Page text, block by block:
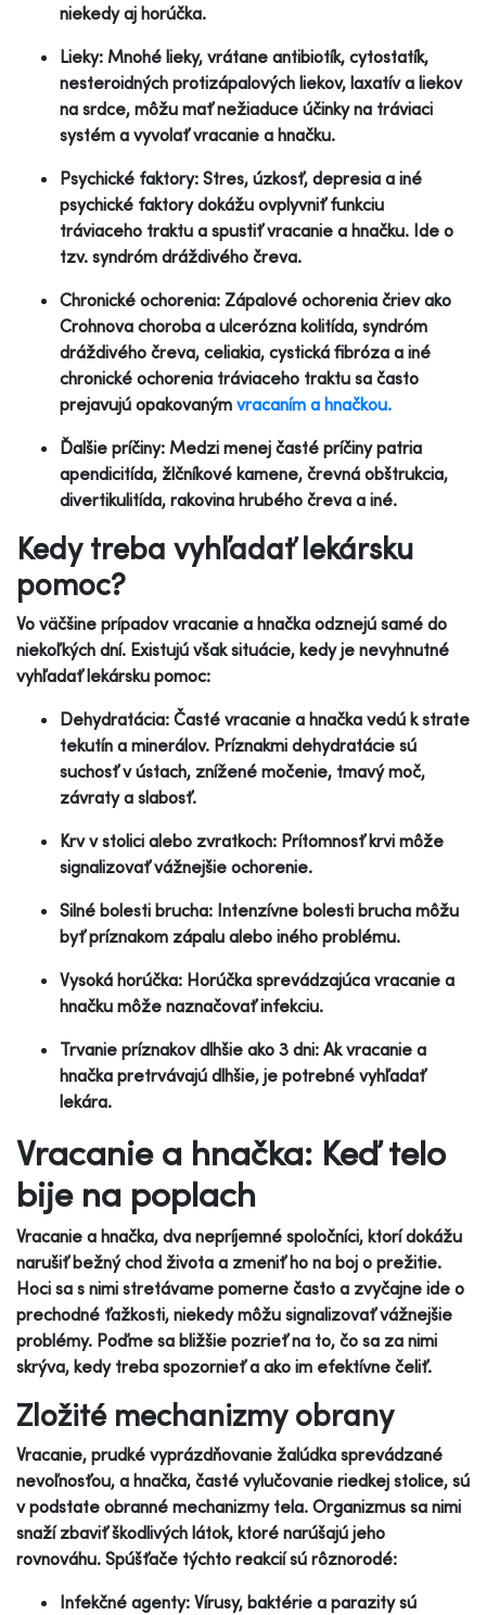
niekedy aj horúčka.
Lieky: Mnohé lieky, vrátane antibiotík, cytostatík,
nesteroidných protizápalových liekov, laxatív a liekov
na srdce, môžu mať nežiaduce účinky na tráviaci
systém a vyvolať vracanie a hnačku.
Psychické faktory: Stres, úzkosť, depresia a iné
psychické faktory dokážu ovplyvniť funkciu
tráviaceho traktu a spustiť vracanie a hnačku. Ide o
tzv. syndróm dráždivého čreva.
Chronické ochorenia: Zápalové ochorenia čriev ako
Crohnova choroba a ulcerózna kolitída, syndróm
dráždivého čreva, celiakia, cystická fibróza a iné
chronické ochorenia tráviaceho traktu sa často
prejavujú opakovaným vracaním a hnačkou.
Ďalšie príčiny: Medzi menej časté príčiny patria
apendicitída, žlčníkové kamene, črevná obštrukcia,
divertikulitída, rakovina hrubého čreva a iné.
Kedy treba vyhľadať lekársku
pomoc?
Vo väčšine prípadov vracanie a hnačka odznejú samé do
niekoľkých dní. Existujú však situácie, kedy je nevyhnutné
vyhľadať lekársku pomoc:
Dehydratácia: Časté vracanie a hnačka vedú k strate
tekutín a minerálov. Príznakmi dehydratácie sú
suchosť v ústach, znížené močenie, tmavý moč,
závraty a slabosť.
Krv v stolici alebo zvratkoch: Prítomnosť krvi môže
signalizovať vážnejšie ochorenie.
Silné bolesti brucha: Intenzívne bolesti brucha môžu
byť príznakom zápalu alebo iného problému.
Vysoká horúčka: Horúčka sprevádzajúca vracanie a
hnačku môže naznačovať infekciu.
Trvanie príznakov dlhšie ako 3 dni: Ak vracanie a
hnačka pretrvávajú dlhšie, je potrebné vyhľadať
lekára.
Vracanie a hnačka: Keď telo
bije na poplach
Vracanie a hnačka, dva nepríjemné spoločníci, ktorí dokážu
narušiť bežný chod života a zmeniť ho na boj o prežitie.
Hoci sa s nimi stretávame pomerne často a zvyčajne ide o
prechodné ťažkosti, niekedy môžu signalizovať vážnejšie
problémy. Poďme sa bližšie pozrieť na to, čo sa za nimi
skrýva, kedy treba spozornieť a ako im efektívne čeliť.
Zložité mechanizmy obrany
Vracanie, prudké vyprázdňovanie žalúdka sprevádzané
nevoľnosťou, a hnačka, časté vylučovanie riedkej stolice, sú
v podstate obranné mechanizmy tela. Organizmus sa nimi
snaží zbaviť škodlivých látok, ktoré narúšajú jeho
rovnováhu. Spúšťače týchto reakcií sú rôznorodé:
Infekčné agenty: Vírusy, baktérie a parazity sú